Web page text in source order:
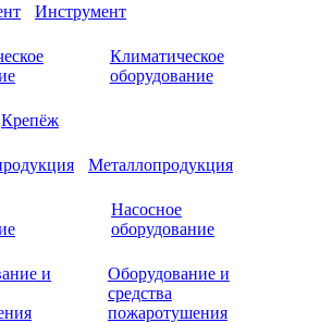
Инструмент
Климатическое
оборудование
Крепёж
Металлопродукция
Насосное
оборудование
Оборудование и
средства
пожаротушения